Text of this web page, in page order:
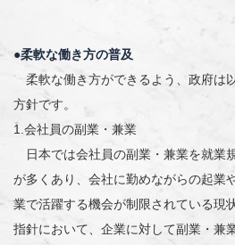
●柔軟な働き方の普及
柔軟な働き方ができるよう、政府は
方針です。
1.会社員の副業・兼業
日本では会社員の副業・兼業を就業
が多くあり、会社に勤めながらの起業
業で活躍する機会が制限されている現
指針において、企業に対して副業・兼